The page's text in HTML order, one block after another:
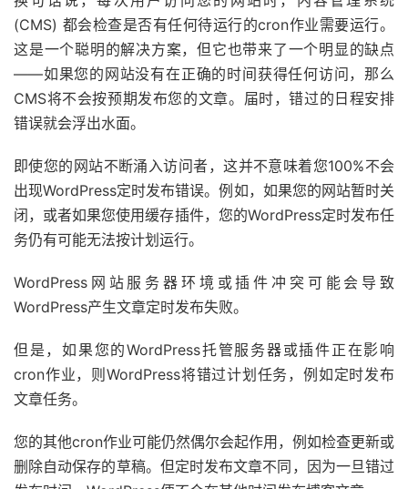
(CMS) 都会检查是否有任何待运行的cron作业需要运行。
这是一个聪明的解决方案，但它也带来了一个明显的缺点
——如果您的网站没有在正确的时间获得任何访问，那么
CMS将不会按预期发布您的文章。届时，错过的日程安排
错误就会浮出水面。
即使您的网站不断涌入访问者，这并不意味着您100%不会
出现WordPress定时发布错误。例如，如果您的网站暂时关
闭，或者如果您使用缓存插件，您的WordPress定时发布任
务仍有可能无法按计划运行。
WordPress网站服务器环境或插件冲突可能会导致
WordPress产生文章定时发布失败。
但是，如果您的WordPress托管服务器或插件正在影响
cron作业，则WordPress将错过计划任务，例如定时发布
文章任务。
您的其他cron作业可能仍然偶尔会起作用，例如检查更新或
删除自动保存的草稿。但定时发布文章不同，因为一旦错过